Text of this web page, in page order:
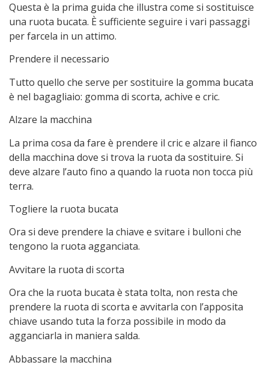
Questa è la prima guida che illustra come si sostituisce
una ruota bucata. È sufficiente seguire i vari passaggi
per farcela in un attimo.
Prendere il necessario
Tutto quello che serve per sostituire la gomma bucata
è nel bagagliaio: gomma di scorta, achive e cric.
Alzare la macchina
La prima cosa da fare è prendere il cric e alzare il fianco
della macchina dove si trova la ruota da sostituire. Si
deve alzare l’auto fino a quando la ruota non tocca più
terra.
Togliere la ruota bucata
Ora si deve prendere la chiave e svitare i bulloni che
tengono la ruota agganciata.
Avvitare la ruota di scorta
Ora che la ruota bucata è stata tolta, non resta che
prendere la ruota di scorta e avvitarla con l’apposita
chiave usando tuta la forza possibile in modo da
agganciarla in maniera salda.
Abbassare la macchina